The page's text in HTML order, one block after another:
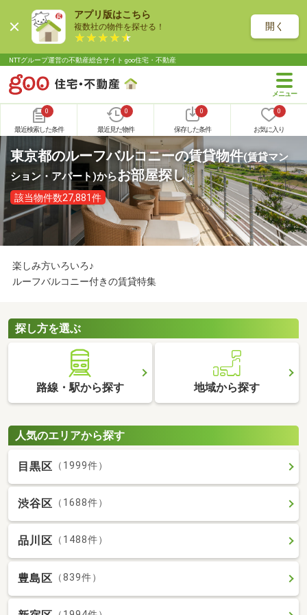
アプリ版はこちら
複数社の物件を探せる！ 開く
NTTグループ運営の不動産総合サイト goo住宅・不動産
0
最近検索した条件
0
最近見た物件
0
保存した条件
0
お気に入り
東京都のルーフバルコニーの賃貸物件(賃貸マン
ション・アパート)からお部屋探し
該当物件数27,881件
楽しみ方いろいろ♪
ルーフバルコニー付きの賃貸特集
探し方を選ぶ
路線・駅から探す 地域から探す
人気のエリアから探す
目黒区 （1999件）
渋谷区 （1688件）
品川区 （1488件）
豊島区 （839件）